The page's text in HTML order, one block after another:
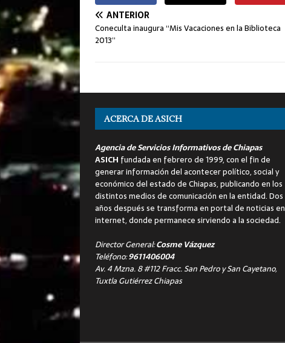
ANTERIOR
Coneculta inaugura “Mis Vacaciones en la Biblioteca
2013”
ACERCA DE ASICH
Agencia de Servicios Informativos de Chiapas
ASICH fundada en febrero de 1999, con el fin de
generar información del acontecer político, social y
económico del estado de Chiapas, publicando en los
distintos medios de comunicación en la entidad. Dos
años después se transforma en portal de noticias en
internet, donde permanece sirviendo a la sociedad.
Director General:Cosme Vázquez
Teléfono:9611406004
Av. 4 Mzna. 8 #112 Fracc. San Pedro y San Cayetano,
Tuxtla Gutiérrez Chiapas